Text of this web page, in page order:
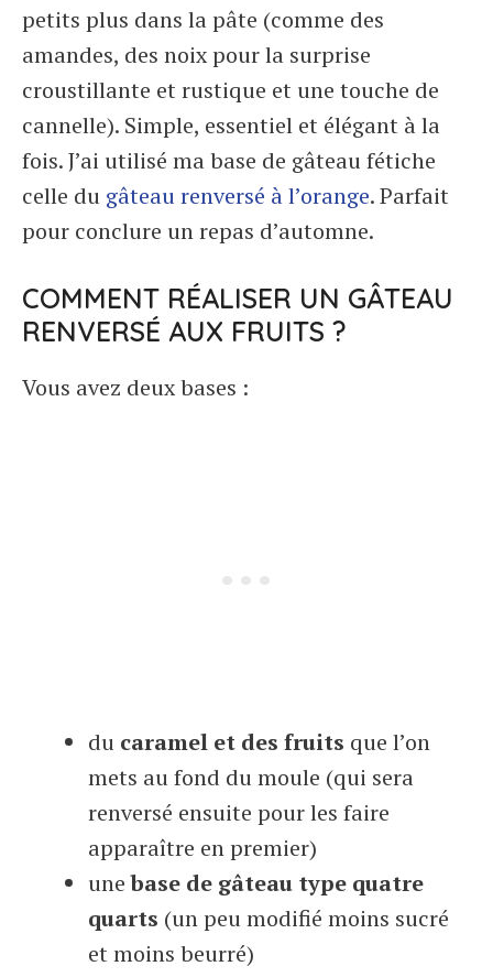
petits plus dans la pâte (comme des
amandes, des noix pour la surprise
croustillante et rustique et une touche de
cannelle). Simple, essentiel et élégant à la
fois. J’ai utilisé ma base de gâteau fétiche
celle du gâteau renversé à l’orange. Parfait
pour conclure un repas d’automne.
COMMENT RÉALISER UN GÂTEAU
RENVERSÉ AUX FRUITS ?
Vous avez deux bases :
du caramel et des fruits que l’on
mets au fond du moule (qui sera
renversé ensuite pour les faire
apparaître en premier)
unebase de gâteau type quatre
quarts (un peu modifié moins sucré
et moins beurré)